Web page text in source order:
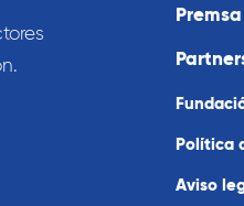
Premsa
Política
Aviso